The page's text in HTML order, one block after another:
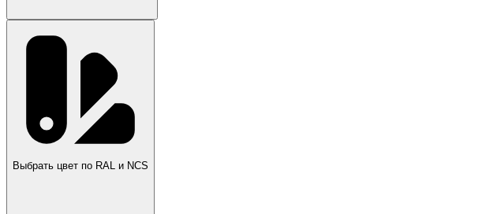
Выбрать цвет по RAL и NCS